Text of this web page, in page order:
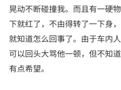
晃动不断碰撞我。而且有一硬
下就红了，不由得转了一下身
就知道怎么回事了。由于车内
可以回头大骂他一顿，但不知
有点希望。